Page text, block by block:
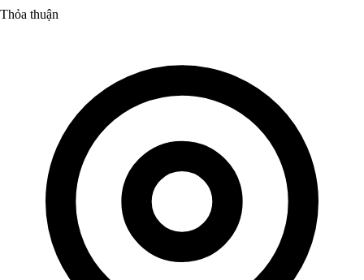
Thỏa thuận